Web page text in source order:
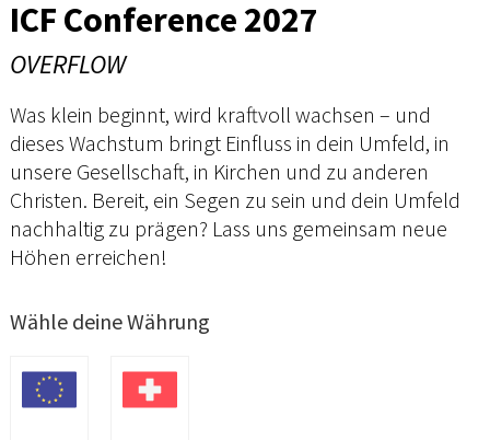
ICF Conference 2027
OVERFLOW
Was klein beginnt, wird kraftvoll wachsen – und
dieses Wachstum bringt Einfluss in dein Umfeld, in
unsere Gesellschaft, in Kirchen und zu anderen
Christen. Bereit, ein Segen zu sein und dein Umfeld
nachhaltig zu prägen? Lass uns gemeinsam neue
Höhen erreichen!
Wähle deine Währung